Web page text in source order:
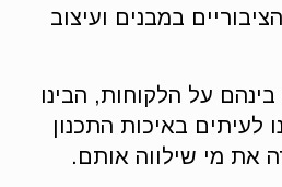
במבנים ועיצוב
על הלקוחות, הבינו
לעיתים באיכות התכנון
את מי שילווה אותם.